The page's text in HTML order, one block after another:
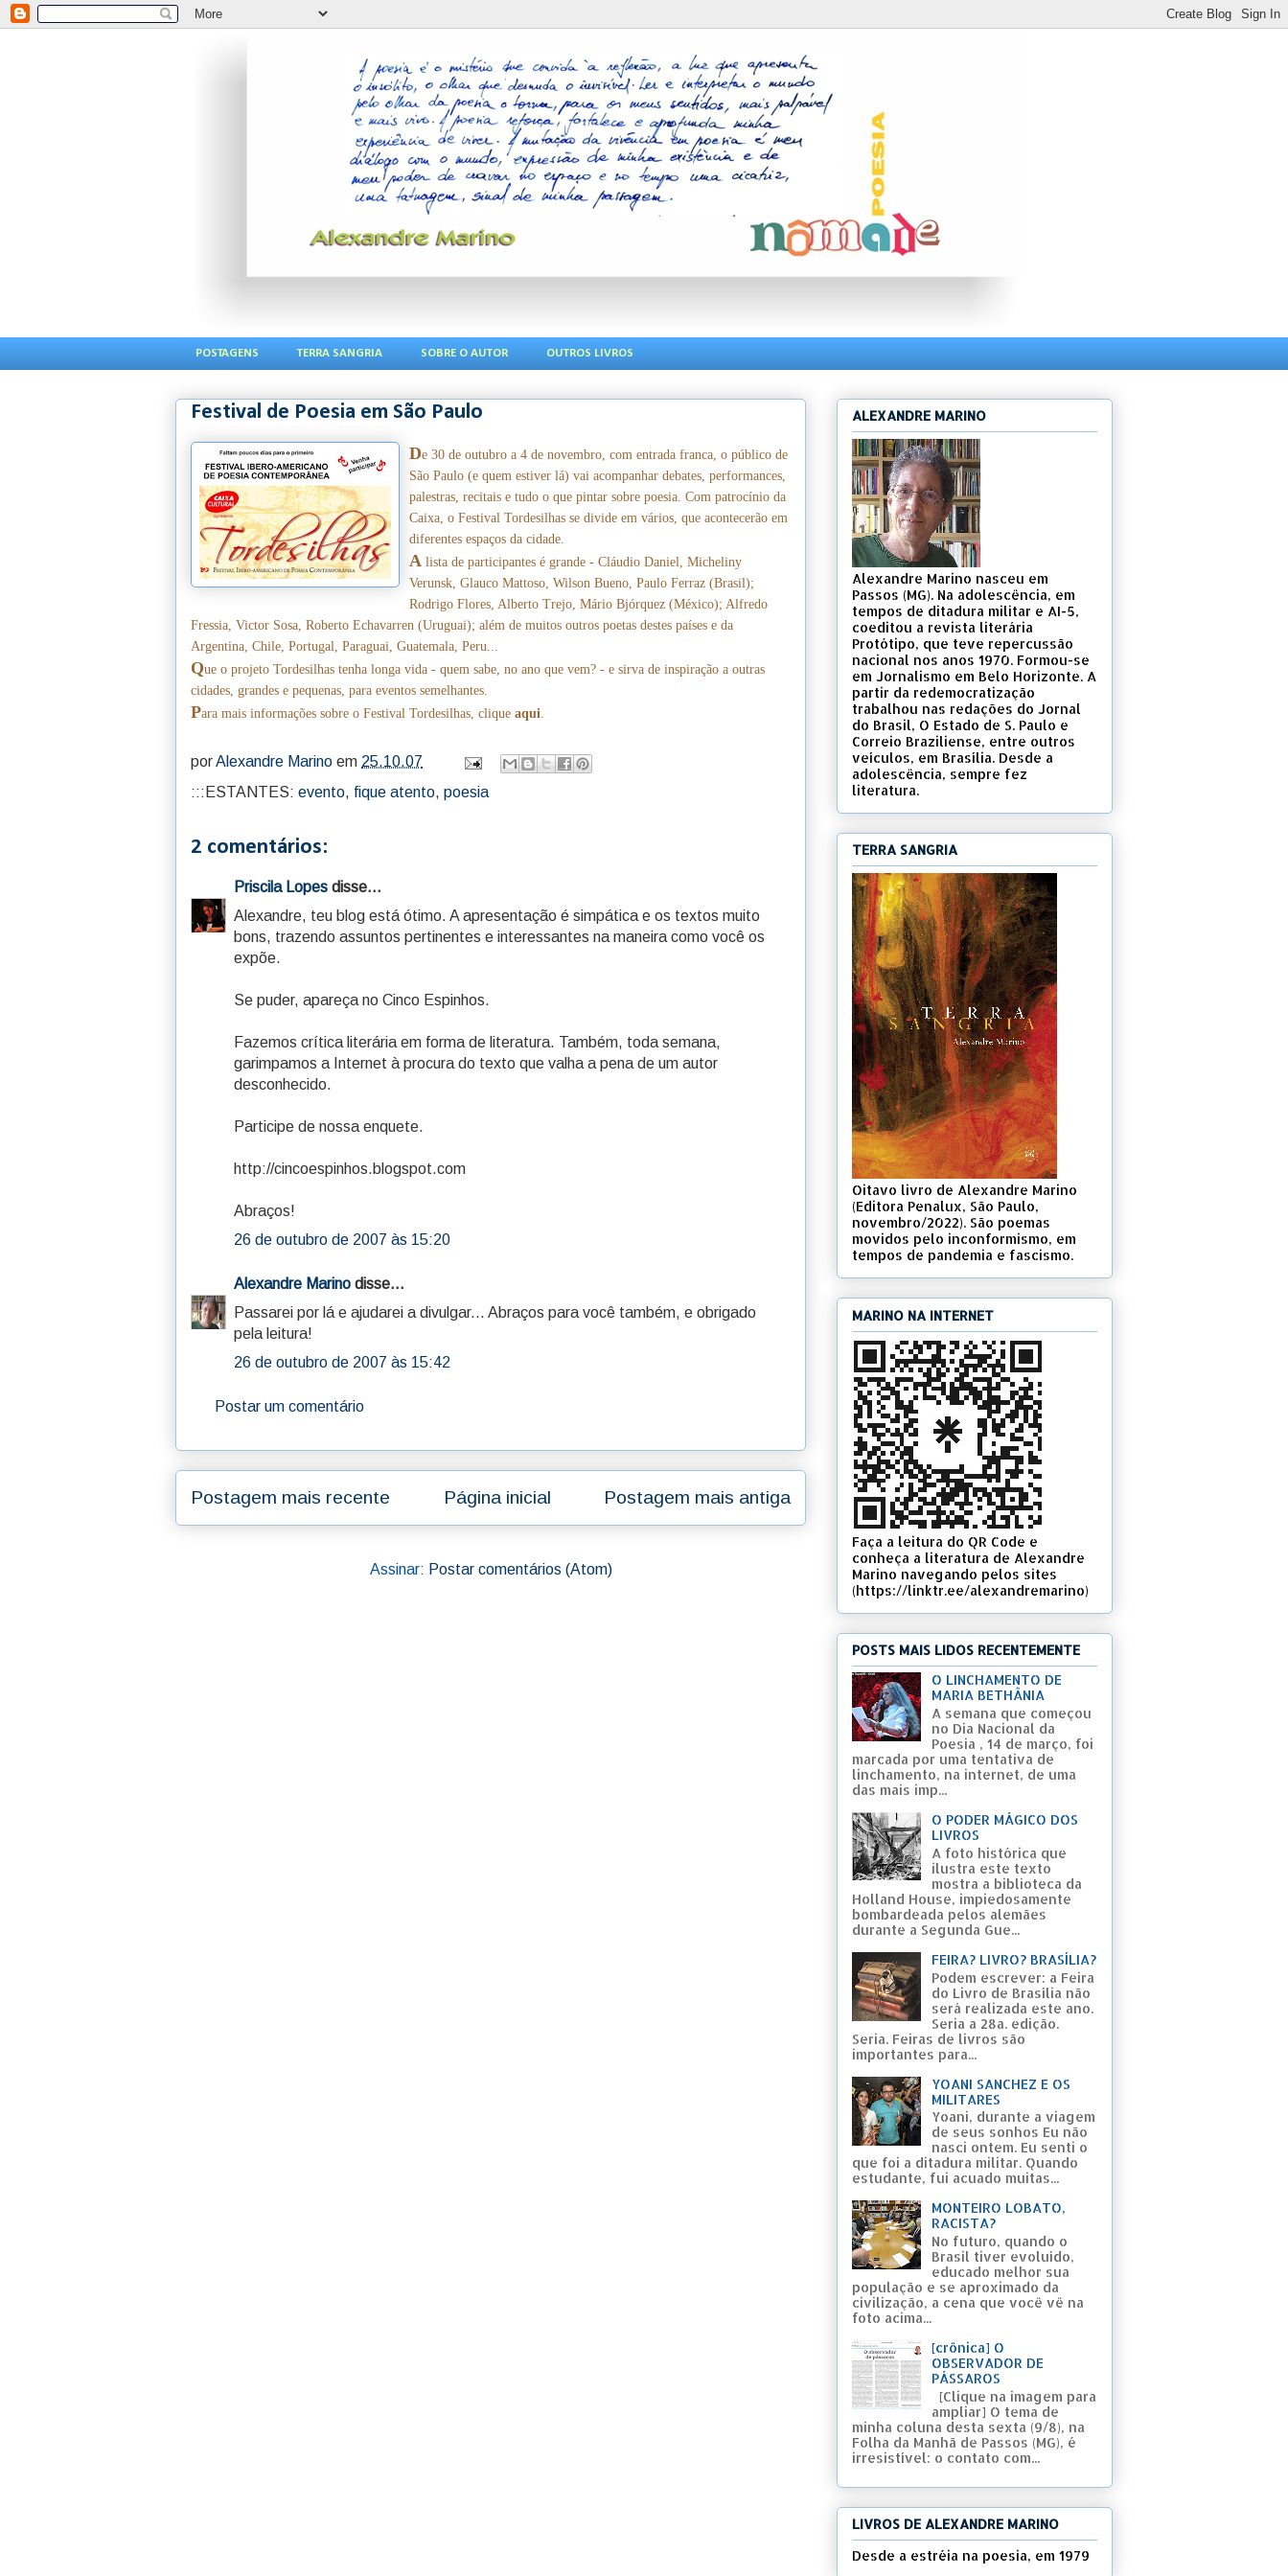
POSTAGENS TERRA SANGRIA SOBRE O AUTOR OUTROS LIVROS
Festival de Poesia em São Paulo
De 30 de outubro a 4 de novembro, com entrada franca, o público de
São Paulo (e quem estiver lá) vai acompanhar debates, performances,
palestras, recitais e tudo o que pintar sobre poesia. Com patrocínio da
Caixa, o Festival Tordesilhas se divide em vários, que acontecerão em
diferentes espaços da cidade.
A lista de participantes é grande - Cláudio Daniel, Micheliny
Verunsk, Glauco Mattoso, Wilson Bueno, Paulo Ferraz (Brasil);
Rodrigo Flores, Alberto Trejo, Mário Bjórquez (México); Alfredo
Fressia, Victor Sosa, Roberto Echavarren (Uruguai); além de muitos outros poetas destes países e da
Argentina, Chile, Portugal, Paraguai, Guatemala, Peru...
Que o projeto Tordesilhas tenha longa vida - quem sabe, no ano que vem? - e sirva de inspiração a outras
cidades, grandes e pequenas, para eventos semelhantes.
Para mais informações sobre o Festival Tordesilhas, clique aqui
porAlexandre Marino em 25.10.07
:::ESTANTES: evento, fique atento, poesia
2 comentários:
Priscila Lopes disse...
Alexandre, teu blog está ótimo. A apresentação é simpática e os textos muito
bons, trazendo assuntos pertinentes e interessantes na maneira como você os
expõe.
Se puder, apareça no Cinco Espinhos.
Fazemos crítica literária em forma de literatura. Também, toda semana,
garimpamos a Internet à procura do texto que valha a pena de um autor
desconhecido.
Participe de nossa enquete.
http://cincoespinhos.blogspot.com
Abraços!
26 de outubro de 2007 às 15:20
Alexandre Marino disse...
Passarei por lá e ajudarei a divulgar... Abraços para você também, e obrigado
pela leitura!
26 de outubro de 2007 às 15:42
Postar um comentário
Postagem mais recente Postagem mais antiga
Página inicial
Assinar: Postar comentários (Atom)
ALEXANDRE MARINO
Alexandre Marino nasceu em
Passos (MG). Na adolescência, em
tempos de ditadura militar e AI-5,
coeditou a revista literária
Protótipo, que teve repercussão
nacional nos anos 1970. Formou-se
em Jornalismo em Belo Horizonte. A
partir da redemocratização
trabalhou nas redações do Jornal
do Brasil, O Estado de S. Paulo e
Correio Braziliense, entre outros
veículos, em Brasília. Desde a
adolescência, sempre fez
literatura.
TERRA SANGRIA
Oitavo livro de Alexandre Marino
(Editora Penalux, São Paulo,
novembro/2022). São poemas
movidos pelo inconformismo, em
tempos de pandemia e fascismo.
MARINO NA INTERNET
Faça a leitura do QR Code e
conheça a literatura de Alexandre
Marino navegando pelos sites
(https://linktr.ee/alexandremarino)
POSTS MAIS LIDOS RECENTEMENTE
O LINCHAMENTO DE
MARIA BETHÂNIA
A semana que começou
no Dia Nacional da
Poesia , 14 de março, foi
marcada por uma tentativa de
linchamento, na internet, de uma
das mais imp...
O PODER MÁGICO DOS
LIVROS
A foto histórica que
ilustra este texto
mostra a biblioteca da
Holland House, impiedosamente
bombardeada pelos alemães
durante a Segunda Gue...
FEIRA? LIVRO? BRASÍLIA?
Podem escrever: a Feira
do Livro de Brasília não
será realizada este ano.
Seria a 28a. edição.
Seria. Feiras de livros são
importantes para...
YOANI SANCHEZ E OS
MILITARES
Yoani, durante a viagem
de seus sonhos Eu não
nasci ontem. Eu senti o
que foi a ditadura militar. Quando
estudante, fui acuado muitas...
MONTEIRO LOBATO,
RACISTA?
No futuro, quando o
Brasil tiver evoluído,
educado melhor sua
população e se aproximado da
civilização, a cena que você vê na
foto acima...
[crônica] O
OBSERVADOR DE
PÁSSAROS
[Clique na imagem para
ampliar] O tema de
minha coluna desta sexta (9/8), na
Folha da Manhã de Passos (MG), é
irresistível: o contato com...
LIVROS DE ALEXANDRE MARINO
Desde a estréia na poesia, em 1979